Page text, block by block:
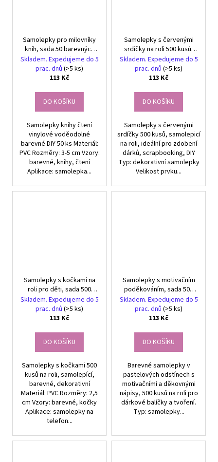
Samolepky pro milovníky
knih, sada 50 barevných
DIY dekorací
Skladem. Expedujeme do 5
prac. dnů (>5 ks)
113 Kč
DO KOŠÍKU
Samolepky knihy čtení
vinylové voděodolné
barevné DIY 50 ks Materiál:
PVC Rozměry: 3-5 cm Vzory:
barevné, knihy, čtení
Aplikace: samolepka...
Samolepky s červenými
srdíčky na roli 500 kusů,
dekorativní,
scrapbooking, DIY
Skladem. Expedujeme do 5
prac. dnů (>5 ks)
113 Kč
DO KOŠÍKU
Samolepky s červenými
srdíčky 500 kusů, samolepicí
na roli, ideální pro zdobení
dárků, scrapbooking, DIY
Typ: dekorativní samolepky
Velikost prvku...
Samolepky s kočkami na
roli pro děti, sada 500
barevných DIY dekorací
Skladem. Expedujeme do 5
prac. dnů (>5 ks)
113 Kč
DO KOŠÍKU
Samolepky s kočkami 500
kusů na roli, samolepící,
barevné, dekorativní
Materiál: PVC Rozměry: 2,5
cm Vzory: barevné, kočky
Aplikace: samolepky na
telefon...
Samolepky s motivačním
poděkováním, sada 500
kusů na roli
Skladem. Expedujeme do 5
prac. dnů (>5 ks)
113 Kč
DO KOŠÍKU
Barevné samolepky v
pastelových odstínech s
motivačními a děkovnými
nápisy, 500 kusů na roli pro
dárkové balíčky a tvoření.
Typ: samolepky...